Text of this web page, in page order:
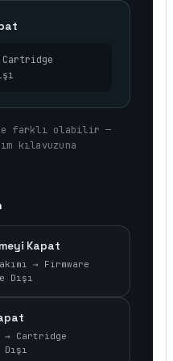
farklı olabilir —
kılavuzuna
Kapat
→ Firmware
Dışı
→ Cartridge